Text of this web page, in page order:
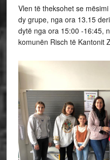
Vlen të theksohet se
dy grupe, nga ora 13.15
dytë nga ora 15:00 -16:45,
komunën Risch të Kantonit